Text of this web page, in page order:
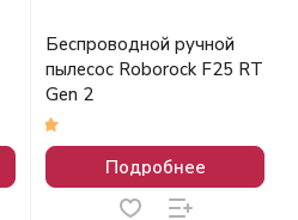
Беспроводной ручной
пылесос Roborock F25 RT
Gen 2
Подробнее